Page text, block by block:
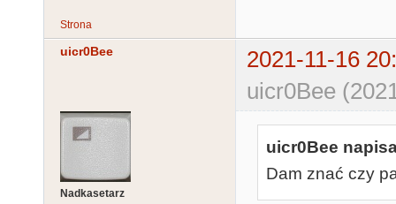
Strona
uicr0Bee
2021-11-16
uicr0Bee
Nadkasetarz
uicr0Bee
Dam znać czy